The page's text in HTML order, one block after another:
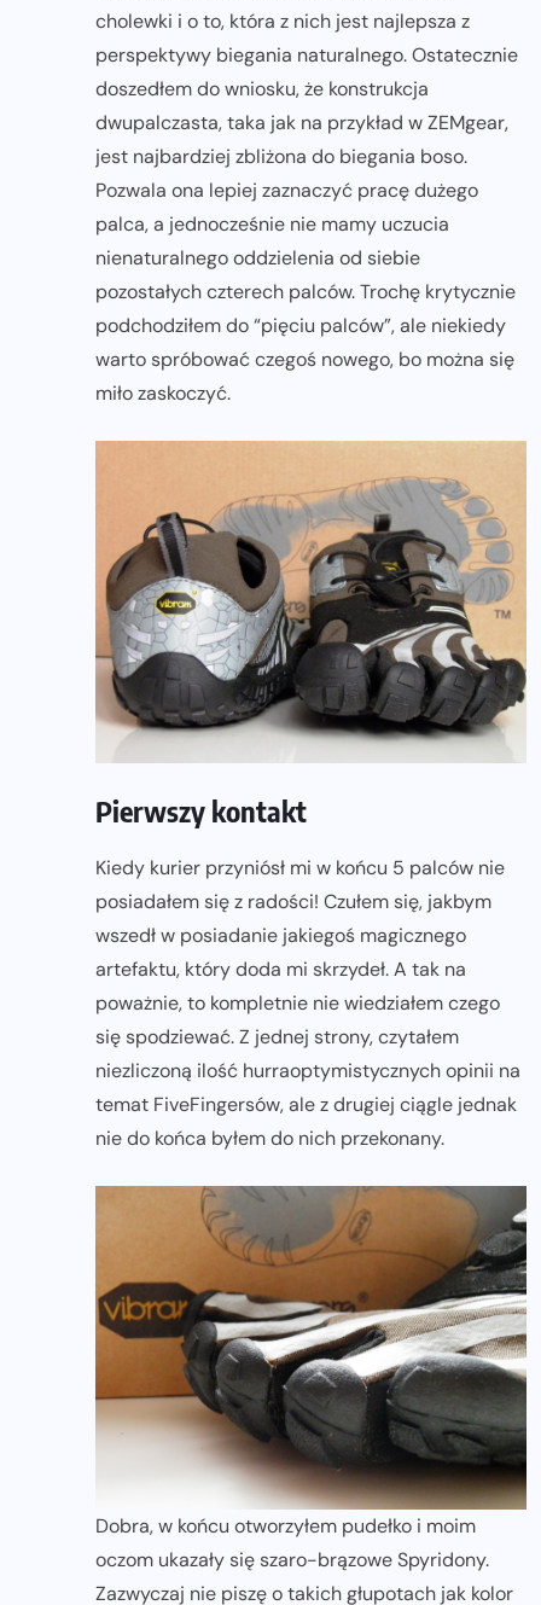
cholewki i o to, która z nich jest najlepsza z
perspektywy biegania naturalnego. Ostatecznie
doszedłem do wniosku, że konstrukcja
dwupalczasta, taka jak na przykład w ZEMgear,
jest najbardziej zbliżona do biegania boso.
Pozwala ona lepiej zaznaczyć pracę dużego
palca, a jednocześnie nie mamy uczucia
nienaturalnego oddzielenia od siebie
pozostałych czterech palców. Trochę krytycznie
podchodziłem do “pięciu palców”, ale niekiedy
warto spróbować czegoś nowego, bo można się
miło zaskoczyć.
Pierwszy kontakt
Kiedy kurier przyniósł mi w końcu 5 palców nie
posiadałem się z radości! Czułem się, jakbym
wszedł w posiadanie jakiegoś magicznego
artefaktu, który doda mi skrzydeł. A tak na
poważnie, to kompletnie nie wiedziałem czego
się spodziewać. Z jednej strony, czytałem
niezliczoną ilość hurraoptymistycznych opinii na
temat FiveFingersów, ale z drugiej ciągle jednak
nie do końca byłem do nich przekonany.
Dobra, w końcu otworzyłem pudełko i moim
oczom ukazały się szaro-brązowe Spyridony.
Zazwyczaj nie piszę o takich głupotach jak kolor